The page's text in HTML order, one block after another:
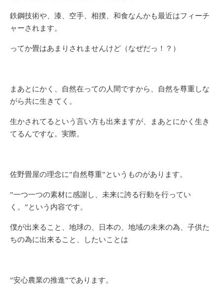
鉄鋼技術や、漆、空手、相撲、和食なんかも最近はフィーチ
ャーされます。
ってか畳はあまりされませんけど（なぜだっ！？）
まあとにかく、自然在っての人間ですから、自然を尊重しな
がら共に生きてく。
生かされてるという言い方も出来ますが、まあとにかく生き
てるんですな。実際。
佐野畳屋の理念に”自然尊重”というものがあります。
”一つ一つの素材に感謝し、未来に誇る行動を行ってい
く。”という内容です。
僕が出来ること、地球の、日本の、地域の未来の為、子供た
ちの為に出来ること、したいことは
”安心農業の推進”であります。